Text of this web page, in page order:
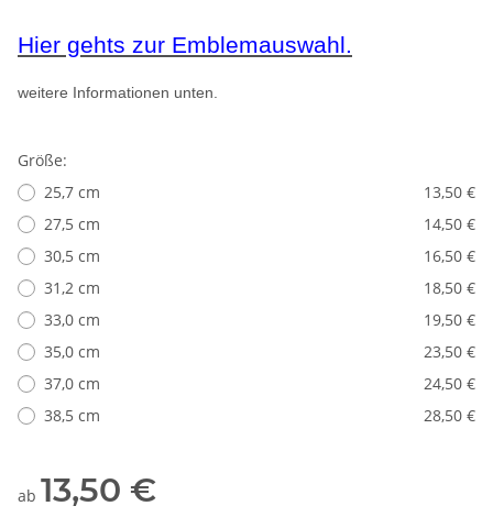
Hier gehts zur Emblemauswahl.
weitere Informationen unten.
Größe:
25,7 cm
13,50 €
27,5 cm
14,50 €
30,5 cm
16,50 €
31,2 cm
18,50 €
33,0 cm
19,50 €
35,0 cm
23,50 €
37,0 cm
24,50 €
38,5 cm
28,50 €
ab 13,50 €